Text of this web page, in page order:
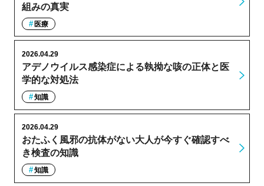
組みの真実
医療
アデノウイルス感染症による執拗な咳の正体と医
学的な対処法
2026.04.29
知識
おたふく風邪の抗体がない大人が今すぐ確認すべ
き検査の知識
2026.04.29
知識